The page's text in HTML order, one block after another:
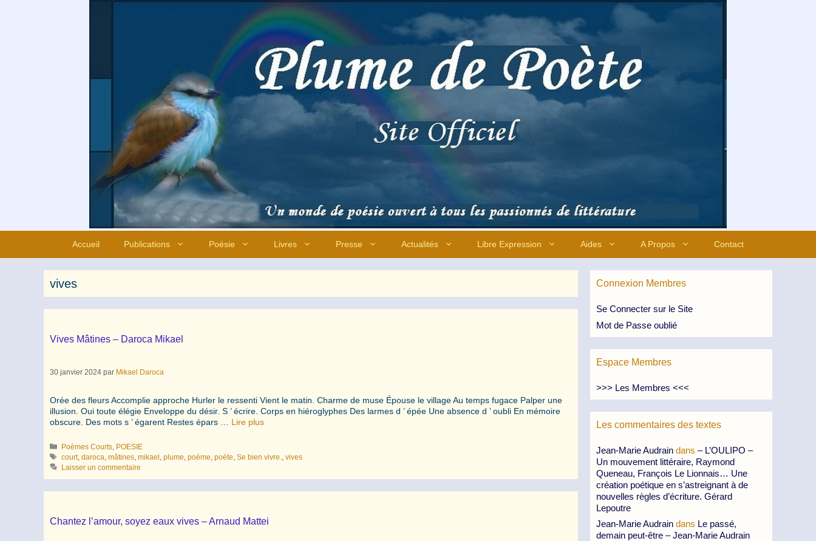
Accueil Publications Poésie Livres Presse Actualités Libre Expression Aides A Propos Contact
vives
Vives Mâtines – Daroca Mikael
30 janvier 2024 par Mikael Daroca
Orée des fleurs Accomplie approche Hurler le ressenti Vient le matin. Charme de muse Épouse le village Au temps fugace Palper une
illusion. Oui toute élégie Enveloppe du désir. S ’ écrire. Corps en hiéroglyphes Des larmes d ’ épée Une absence d ’ oubli En mémoire
obscure. Des mots s ’ égarent Restes épars … Lire plus
Catégories
Poèmes Courts POESIE
Étiquettes
court,daroca ,mâtines ,mikael ,plume ,poème ,poète ,Se bien vivre. ,vives
Laisser un commentaire
Chantez l’amour, soyez eaux vives – Arnaud Mattei
Connexion Membres
Se Connecter sur le Site
Mot de Passe oublié
Espace Membres
>>> Les Membres <<<
Les commentaires des textes
Jean-Marie Audrain dans – L’OULIPO –
Un mouvement littéraire, Raymond
Queneau, François Le Lionnais… Une
création poétique en s’astreignant à de
nouvelles règles d’écriture. Gérard
Lepoutre
Jean-Marie Audrain dans Le passé,
demain peut-être – Jean-Marie Audrain